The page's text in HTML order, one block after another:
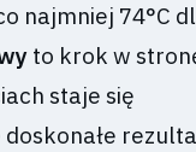
najmniej 74°C
to krok w
staje się